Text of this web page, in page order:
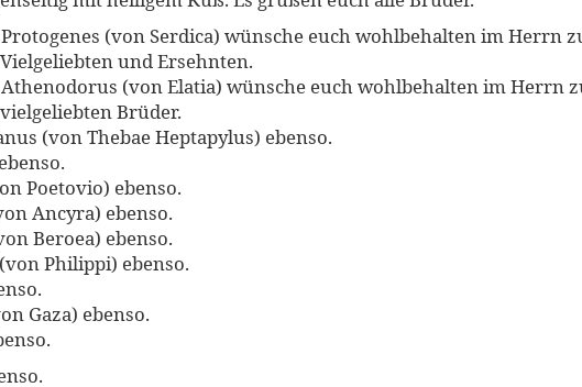
(von Serdica) wünsche euch wohlbehalten im Herrn
und Ersehnten.
(von Elatia) wünsche euch wohlbehalten im Herrn
Brüder.
(von Thebae Heptapylus) ebenso.
Poetovio) ebenso.
Ancyra) ebenso.
Beroea) ebenso.
Philippi) ebenso.
Gaza) ebenso.